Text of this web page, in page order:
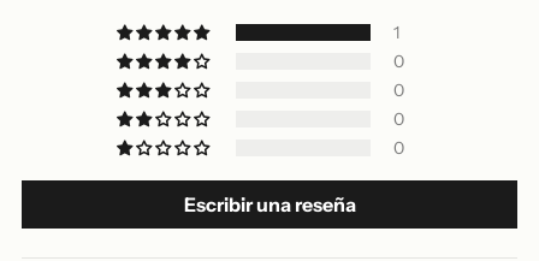
1
0
0
0
0
Escribir una reseña